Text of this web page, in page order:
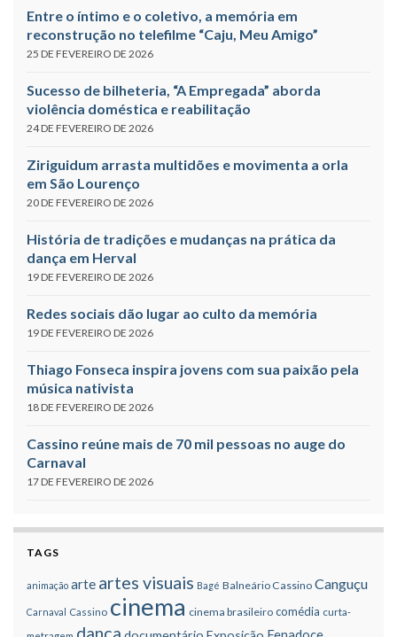
Entre o íntimo e o coletivo, a memória em
reconstrução no telefilme “Caju, Meu Amigo”
25 DE FEVEREIRO DE 2026
Sucesso de bilheteria, “A Empregada” aborda
violência doméstica e reabilitação
24 DE FEVEREIRO DE 2026
Ziriguidum arrasta multidões e movimenta a orla
em São Lourenço
20 DE FEVEREIRO DE 2026
História de tradições e mudanças na prática da
dança em Herval
19 DE FEVEREIRO DE 2026
Redes sociais dão lugar ao culto da memória
19 DE FEVEREIRO DE 2026
Thiago Fonseca inspira jovens com sua paixão pela
música nativista
18 DE FEVEREIRO DE 2026
Cassino reúne mais de 70 mil pessoas no auge do
Carnaval
17 DE FEVEREIRO DE 2026
TAGS
animação arte artes visuais Bagé Balneário Cassino Canguçu
Carnaval Cassino cinema cinema brasileiro comédia curta-
dança